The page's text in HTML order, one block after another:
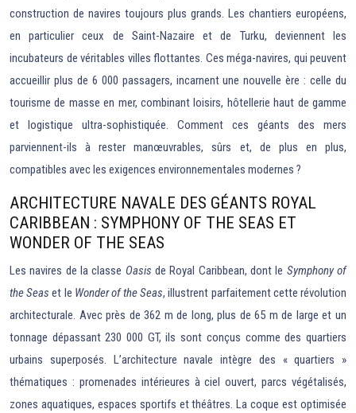
construction de navires toujours plus grands. Les chantiers européens,
en particulier ceux de Saint-Nazaire et de Turku, deviennent les
incubateurs de véritables villes flottantes. Ces méga-navires, qui peuvent
accueillir plus de 6 000 passagers, incarnent une nouvelle ère : celle du
tourisme de masse en mer, combinant loisirs, hôtellerie haut de gamme
et logistique ultra-sophistiquée. Comment ces géants des mers
parviennent-ils à rester manœuvrables, sûrs et, de plus en plus,
compatibles avec les exigences environnementales modernes ?
ARCHITECTURE NAVALE DES GÉANTS ROYAL
CARIBBEAN : SYMPHONY OF THE SEAS ET
WONDER OF THE SEAS
Les navires de la classe Oasis de Royal Caribbean, dont le Symphony of
the Seas et le Wonder of the Seas, illustrent parfaitement cette révolution
architecturale. Avec près de 362 m de long, plus de 65 m de large et un
tonnage dépassant 230 000 GT, ils sont conçus comme des quartiers
urbains superposés. L’architecture navale intègre des « quartiers »
thématiques : promenades intérieures à ciel ouvert, parcs végétalisés,
zones aquatiques, espaces sportifs et théâtres. La coque est optimisée